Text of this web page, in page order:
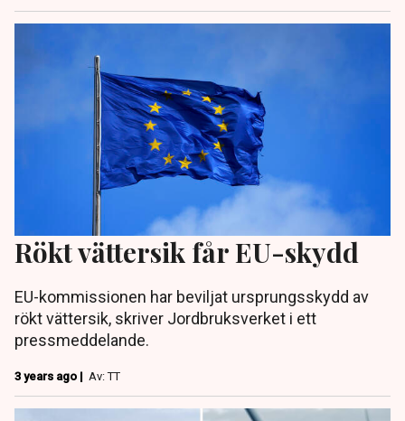
Rökt vättersik får EU-skydd
EU-kommissionen har beviljat ursprungsskydd av
rökt vättersik, skriver Jordbruksverket i ett
pressmeddelande.
3 years ago | Av: TT